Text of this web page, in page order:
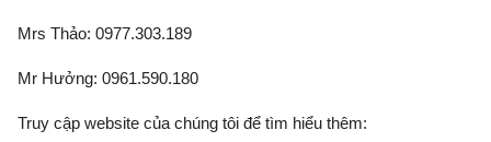
Mrs Thảo: 0977.303.189
Mr Hưởng: 0961.590.180
Truy cập website của chúng tôi để tìm hiểu thêm: